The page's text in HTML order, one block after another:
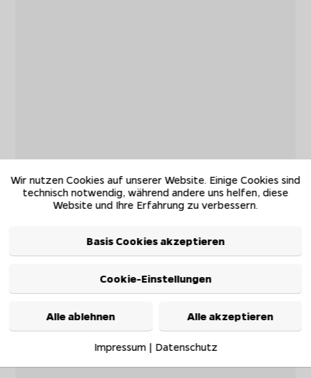
Wir nutzen Cookies auf unserer Website. Einige Cookies sind
technisch notwendig, während andere uns helfen, diese
Website und Ihre Erfahrung zu verbessern.
Basis Cookies akzeptieren
Cookie-Einstellungen
Alle ablehnen Alle akzeptieren
Impressum| Datenschutz